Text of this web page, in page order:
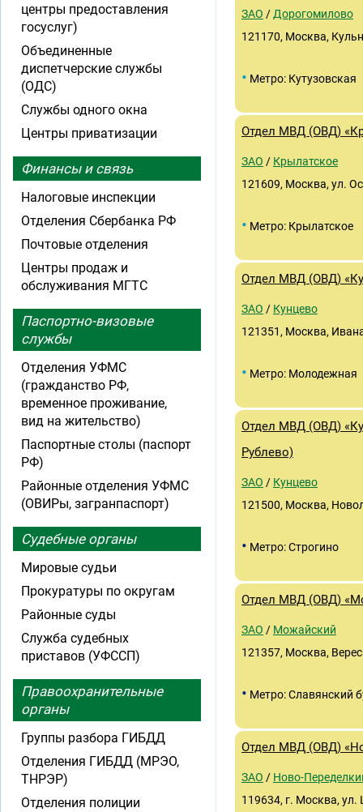
ЗАО / Дорогомилово
121170, Москва,
• Метро: Кутузовская
Отдел МВД (ОВД)
ЗАО / Крылатское
121609, Москва, ул.
• Метро: Крылатское
Отдел МВД (ОВД)
ЗАО / Кунцево
121351, Москва,
• Метро: Молодежная
Отдел МВД (ОВД)
Рублево)
ЗАО / Кунцево
121500, Москва,
• Метро: Строгино
Отдел МВД (ОВД)
ЗАО / Можайский
121357, Москва,
• Метро: Славянский
Отдел МВД (ОВД)
ЗАО / Ново-
119634, г. Москва,
центры предоставления
госуслуг)
Объединенные
диспетчерские службы
(ОДС)
Службы одного окна
Центры приватизации
Финансы и связь
Налоговые инспекции
Отделения Сбербанка РФ
Почтовые отделения
Центры продаж и
обслуживания МГТС
Паспортно-визовые
службы
Отделения УФМС
(гражданство РФ,
временное проживание,
вид на жительство)
Паспортные столы (паспорт
РФ)
Районные отделения УФМС
(ОВИРы, загранпаспорт)
Судебные органы
Мировые судьи
Прокуратуры по округам
Районные суды
Служба судебных
приставов (УФССП)
Правоохранительные
органы
Группы разбора ГИБДД
Отделения ГИБДД (МРЭО,
ТНРЭР)
Отделения полиции